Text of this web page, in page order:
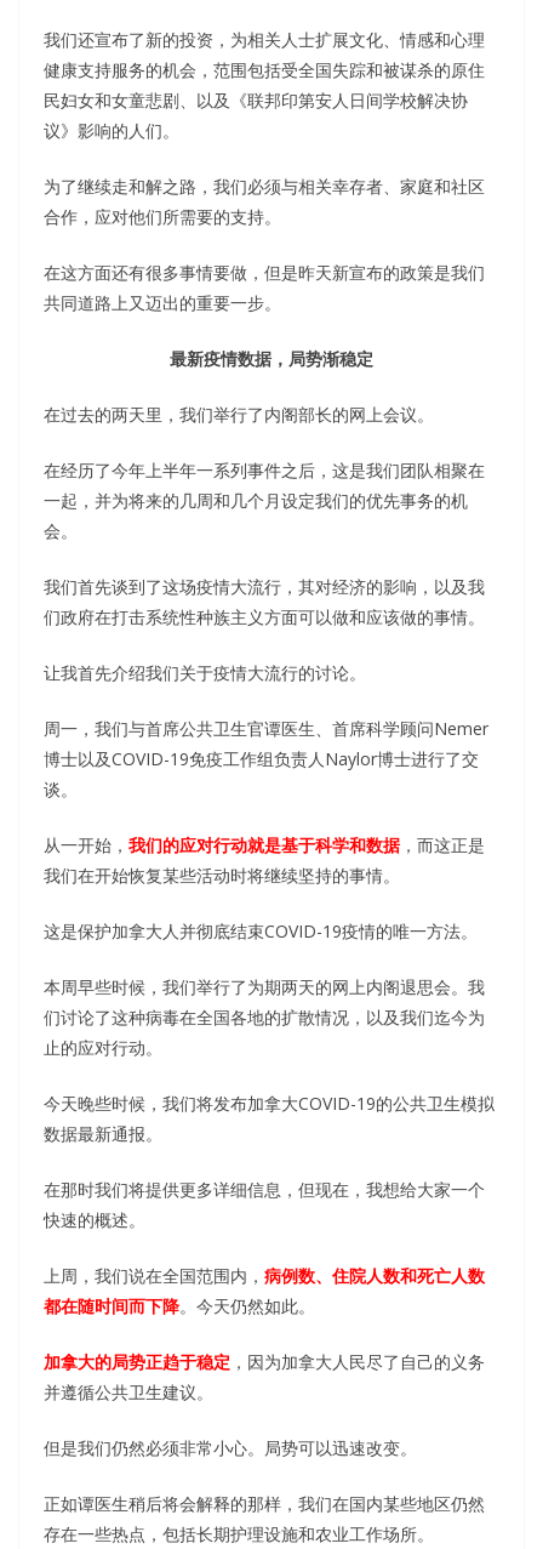
我们还宣布了新的投资，为相关人士扩展文化、情感和心理
健康支持服务的机会，范围包括受全国失踪和被谋杀的原住
民妇女和女童悲剧、以及《联邦印第安人日间学校解决协
议》影响的人们。
为了继续走和解之路，我们必须与相关幸存者、家庭和社区
合作，应对他们所需要的支持。
在这方面还有很多事情要做，但是昨天新宣布的政策是我们
共同道路上又迈出的重要一步。
最新疫情数据，局势渐稳定
在过去的两天里，我们举行了内阁部长的网上会议。
在经历了今年上半年一系列事件之后，这是我们团队相聚在
一起，并为将来的几周和几个月设定我们的优先事务的机
会。
我们首先谈到了这场疫情大流行，其对经济的影响，以及我
们政府在打击系统性种族主义方面可以做和应该做的事情。
让我首先介绍我们关于疫情大流行的讨论。
周一，我们与首席公共卫生官谭医生、首席科学顾问Nemer
博士以及COVID-19免疫工作组负责人Naylor博士进行了交
谈。
从一开始， 我们的应对行动就是基于科学和数据，而这正是
我们在开始恢复某些活动时将继续坚持的事情。
这是保护加拿大人并彻底结束COVID-19疫情的唯一方法。
本周早些时候，我们举行了为期两天的网上内阁退思会。我
们讨论了这种病毒在全国各地的扩散情况，以及我们迄今为
止的应对行动。
今天晚些时候，我们将发布加拿大COVID-19的公共卫生模拟
数据最新通报。
在那时我们将提供更多详细信息，但现在，我想给大家一个
快速的概述。
上周，我们说在全国范围内， 病例数、住院人数和死亡人数
都在随时间而下降。今天仍然如此。
加拿大的局势正趋于稳定 ，因为加拿大人民尽了自己的义务
并遵循公共卫生建议。
但是我们仍然必须非常小心。局势可以迅速改变。
正如谭医生稍后将会解释的那样，我们在国内某些地区仍然
存在一些热点，包括长期护理设施和农业工作场所。